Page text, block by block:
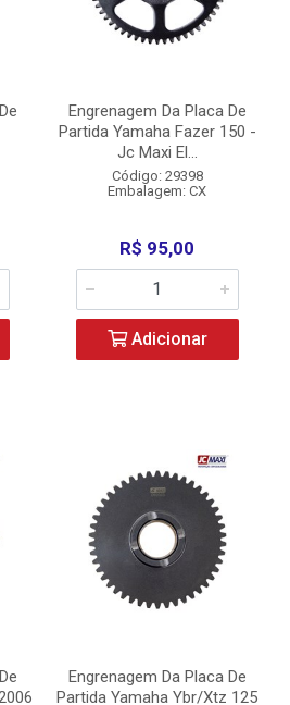
Engrenagem Da Placa De
Partida Yamaha Fazer 150 -
Jc Maxi El...
Código: 29398
Embalagem: CX
R$ 95,00
Adicionar
Engrenagem Da Placa De
Partida Yamaha Ybr/Xtz 125